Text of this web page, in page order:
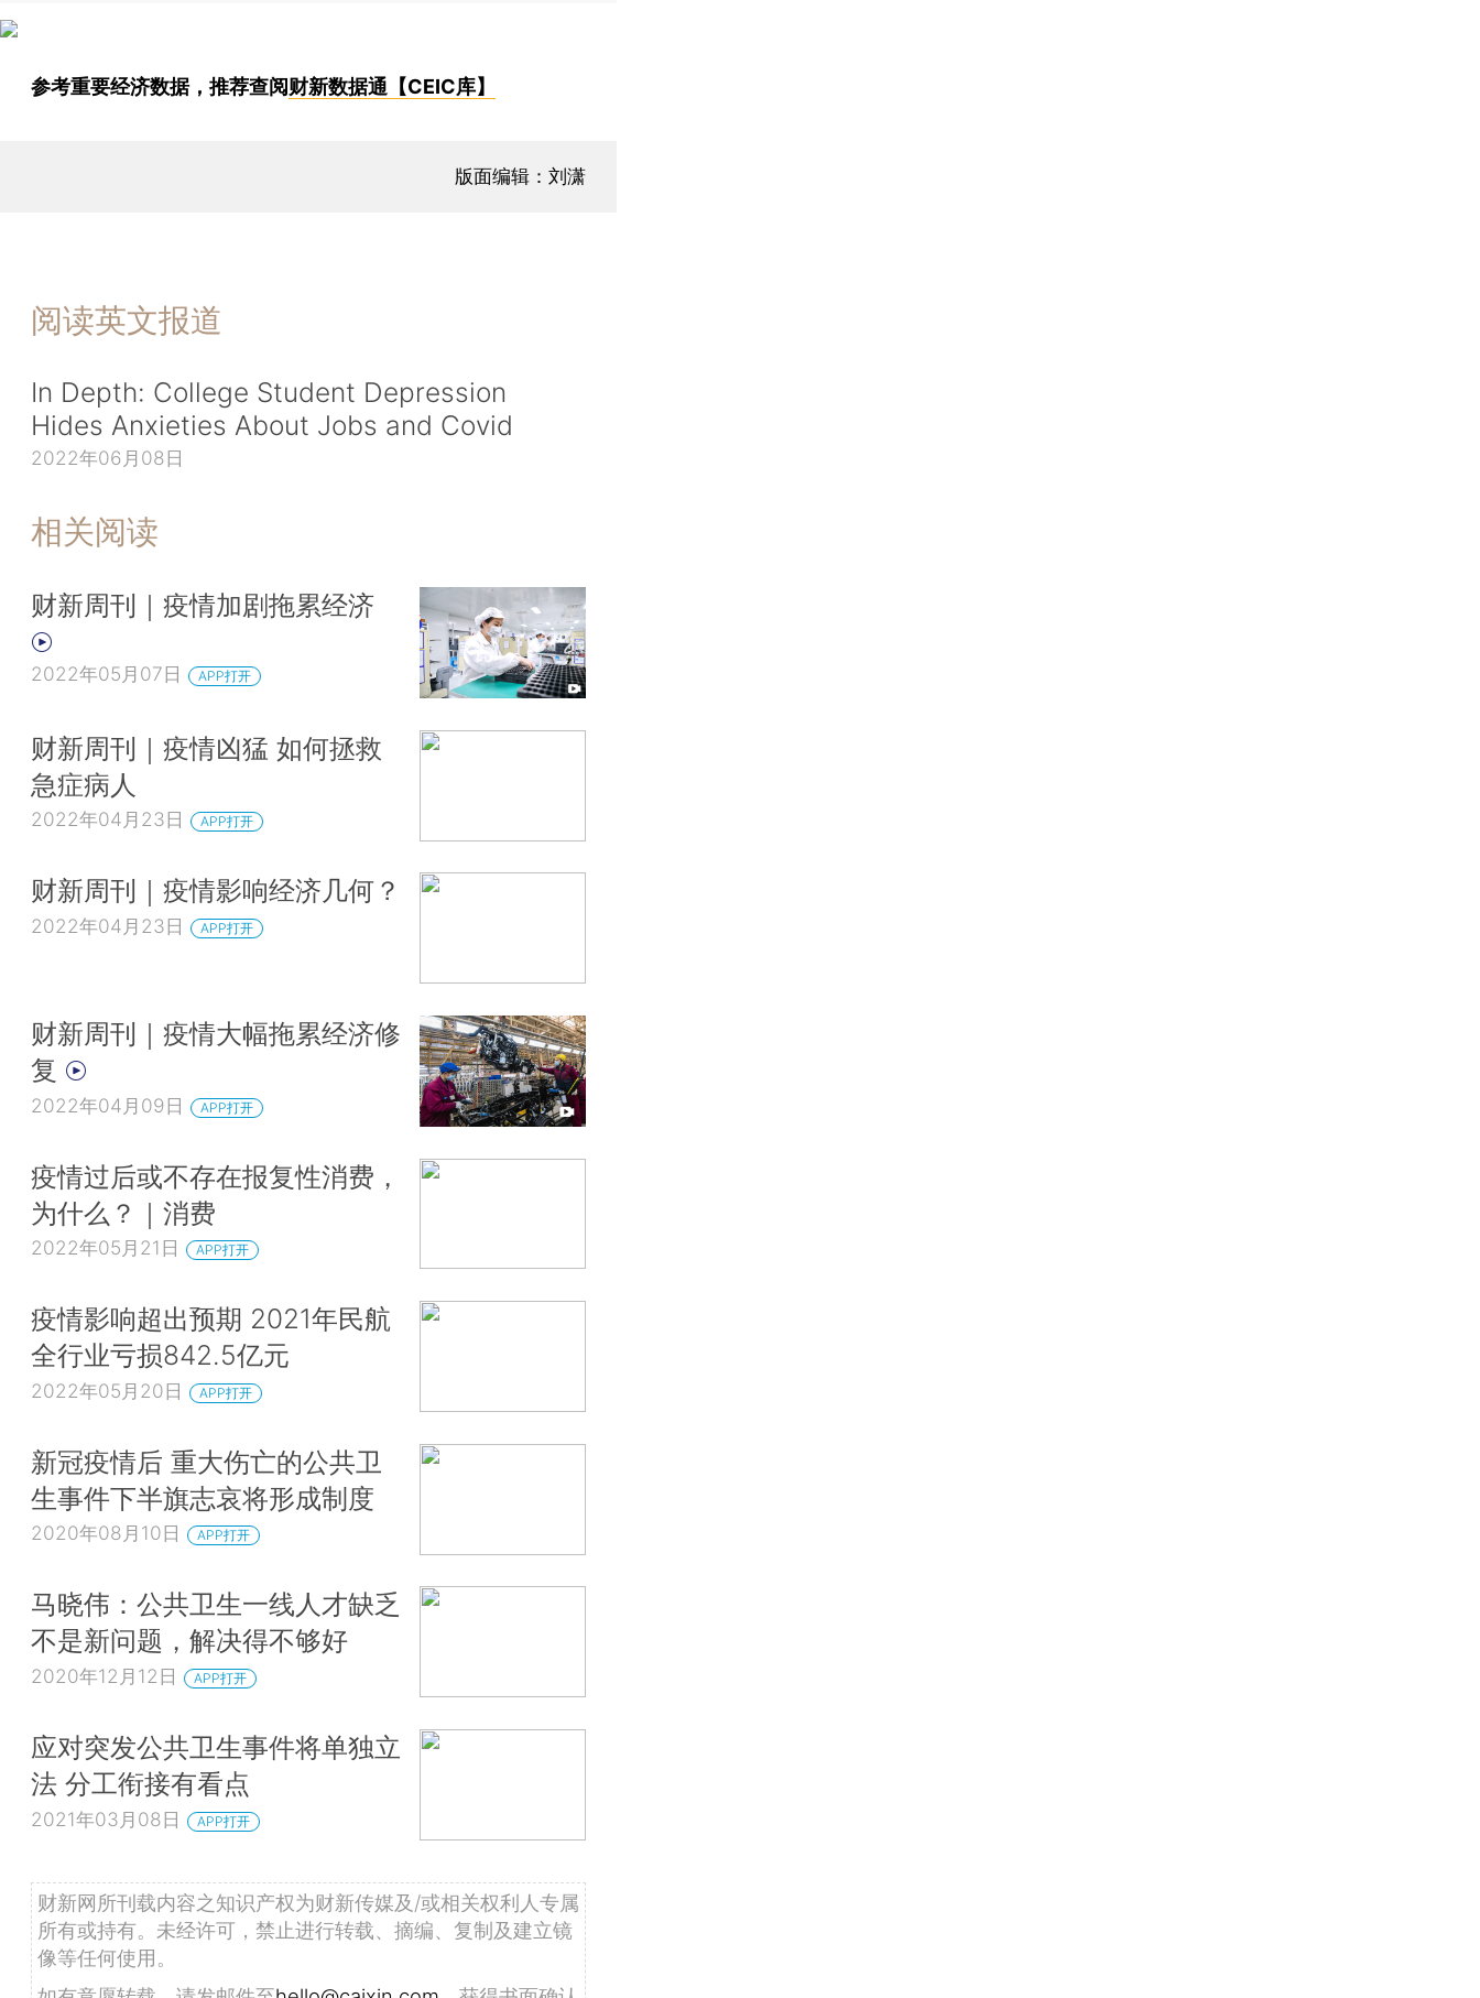
参考重要经济数据，推荐查阅财新数据通【CEIC库】
版面编辑：刘潇
阅读英文报道
In Depth: College Student Depression
Hides Anxieties About Jobs and Covid
2022年06月08日
相关阅读
财新周刊｜疫情加剧拖累经济
2022年05月07日 APP打开
财新周刊｜疫情凶猛 如何拯救
急症病人
2022年04月23日 APP打开
财新周刊｜疫情影响经济几何？
2022年04月23日 APP打开
财新周刊｜疫情大幅拖累经济修
复
2022年04月09日 APP打开
疫情过后或不存在报复性消费，
为什么？｜消费
2022年05月21日 APP打开
疫情影响超出预期 2021年民航
全行业亏损842.5亿元
2022年05月20日 APP打开
新冠疫情后 重大伤亡的公共卫
生事件下半旗志哀将形成制度
2020年08月10日 APP打开
马晓伟：公共卫生一线人才缺乏
不是新问题，解决得不够好
2020年12月12日 APP打开
应对突发公共卫生事件将单独立
法 分工衔接有看点
2021年03月08日 APP打开
财新网所刊载内容之知识产权为财新传媒及/或相关权利人专属
所有或持有。未经许可，禁止进行转载、摘编、复制及建立镜
像等任何使用。